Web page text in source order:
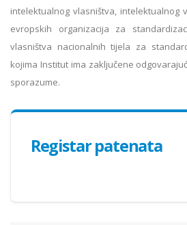
intelektualnog vlasništva, intelektualnog
evropskih organizacija za
vlasništva nacionalnih tijela za
kojima Institut ima zaklјučene
sporazume.
Registar patenata